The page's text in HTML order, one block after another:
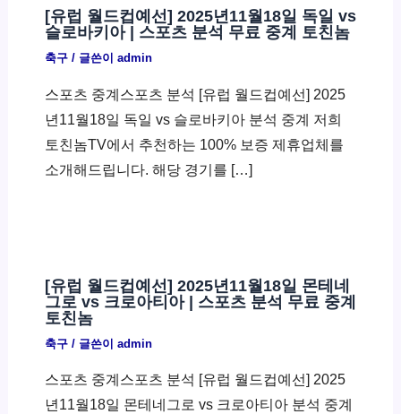
[유럽 월드컵예선] 2025년11월18일 독일 vs
슬로바키아 | 스포츠 분석 무료 중계 토친놈
축구/ 글쓴이 admin
스포츠 중계스포츠 분석 [유럽 월드컵예선] 2025
년11월18일 독일 vs 슬로바키아 분석 중계 저희
토친놈TV에서 추천하는 100% 보증 제휴업체를
소개해드립니다. 해당 경기를 […]
[유럽 월드컵예선] 2025년11월18일 몬테네
그로 vs 크로아티아 | 스포츠 분석 무료 중계
토친놈
축구/ 글쓴이 admin
스포츠 중계스포츠 분석 [유럽 월드컵예선] 2025
년11월18일 몬테네그로 vs 크로아티아 분석 중계